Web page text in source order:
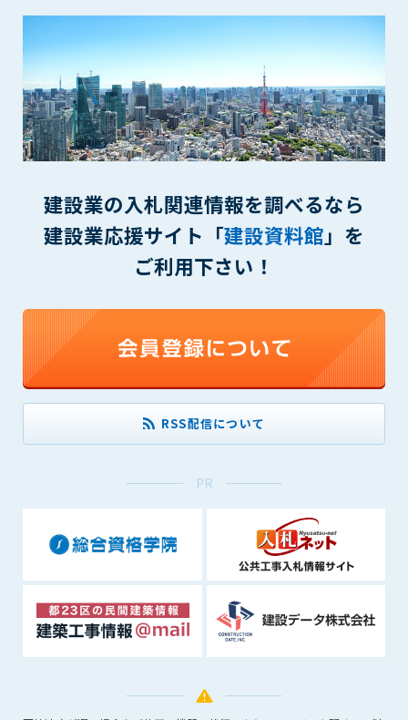
建設業の入札関連情報を調べるなら
建設業応援サイト「建設資料館」を
ご利用下さい！
RSS配信について
PR
3. 会員は、IDおよびパスワードの管理不十分、使用上の過誤、
第三者（他の会員を含む）の使用等による損害について責任
を負うものとし、管理者は一切責任を負いません。
第6条（会員の禁止事項）
1. 会員は建設資料館WEB上で以下の行為をしないものとしま
す。
る行為
(2) 第三者または管理者の財産、プライバシー等を侵害する行
為
(3) 第三者または管理者を誹謗中傷する行為
(4) 有害なコンピュータプログラム等を送信又は書き込む行為
(6) 管理者が承認していない営利を目的とした行為
(7) 公序良俗に反する行為
(8) 犯罪的行為に結びつく行為
(9) その他、法律に反する行為
(10) 建設資料館から知り得た情報及びダウンロードした情報
を、営利を目的として第三者に転売し、または転売のため
に第三者に提供すること
第7条（登録内容の削除）
管理者は、会員が登録した内容が以下に該当する、またはその
恐れのあるものは、会員の承諾なく削除できるものとします。
(1) 登録されている情報が、第6条の定める禁止事項に該当する
(3) 広告掲載料金の支払が遅延した場合
(4) その他、管理者が不適当と判断した場合
管理者は、会員の承諾なく、本サービス内容の変更(新規追加、
廃止を含み)し、本サービスの運営を中止または廃止することが